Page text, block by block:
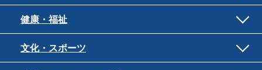
健康・福祉
文化・スポーツ